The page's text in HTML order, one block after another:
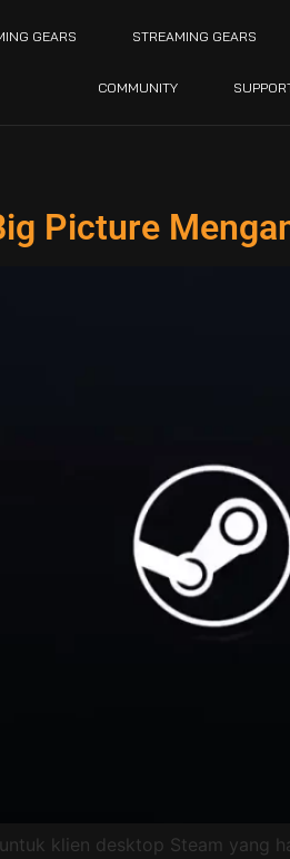
GEARS STREAMING GEARS
COMMUNITY
Picture
klien desktop Steam